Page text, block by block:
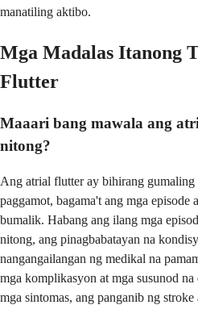
manatiling aktibo.
Mga Madalas Itanong
Flutter
Maaari bang mawala ang
nitong?
Ang atrial flutter ay bihirang gumaling
paggamot, bagama't ang mga episode
bumalik. Habang ang ilang mga
nitong, ang pinagbabatayan na
nangangailangan ng medikal na
mga komplikasyon at mga susunod
mga sintomas, ang panganib ng